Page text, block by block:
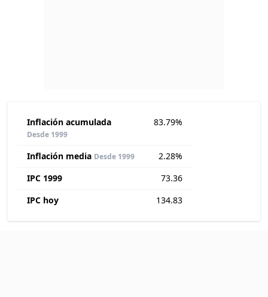
Inflación acumulada
Desde 1999
83.79%
Inflación media Desde 1999
2.28%
IPC 1999
73.36
IPC hoy
134.83